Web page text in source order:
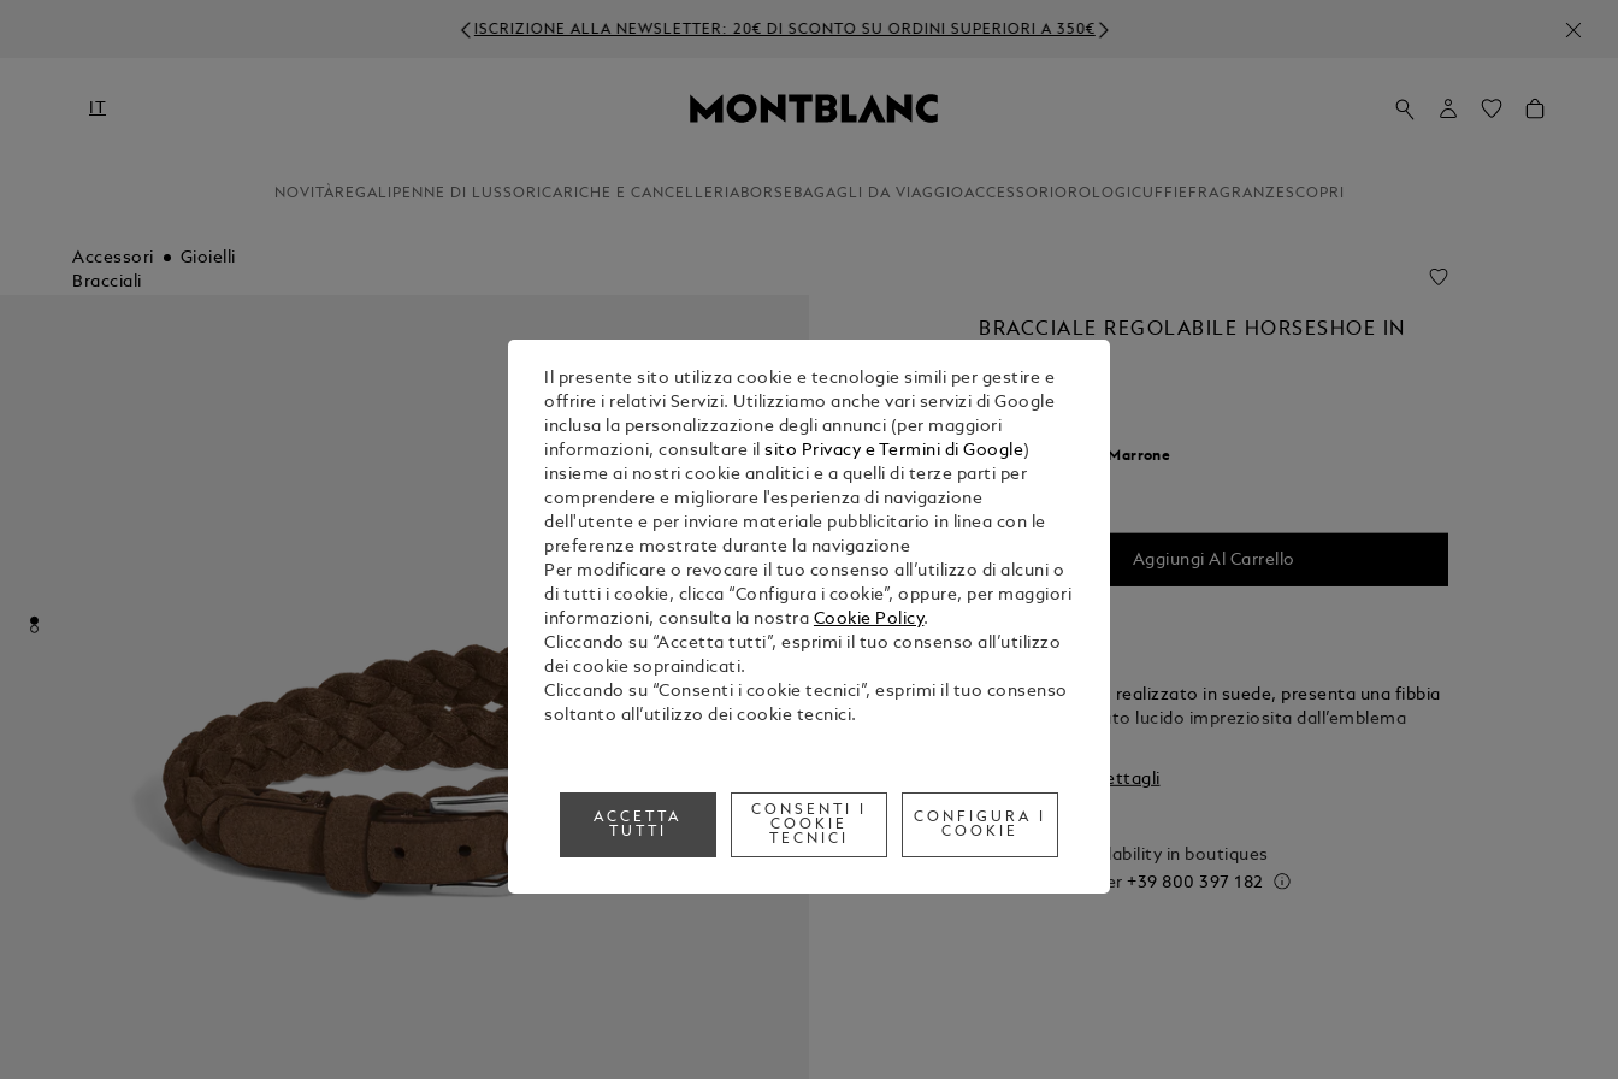
ISCRIZIONE ALLA NEWSLETTER: 20€ DI SCONTO SU ORDINI SUPERIORI A 350€
NOVITÀ REGALI PENNE DI LUSSO RICARICHE E CANCELLERIA BORSE BAGAGLI DA VIAGGIOACCESSORI OROLOGI CUFFIE FRAGRANZESCOPRI
Accessori
Gioielli
Bracciali
BRACCIALE REGOLABILE HORSESHOE IN
€ 260.00
Seleziona Marrone
Aggiungi Al Carrello
Questo gioiello, realizzato in suede, presenta una fibbia
in acciaio pregiato lucido impreziosita dall’emblema
Mostra tutti i dettagli
Check availability in boutiques
Call to order+39 800 397 182
Il presente sito utilizza cookie e tecnologie simili per gestire e
offrire i relativi Servizi. Utilizziamo anche vari servizi di Google
inclusa la personalizzazione degli annunci (per maggiori
informazioni, consultare ilsito Privacy e Termini di Google)
insieme ai nostri cookie analitici e a quelli di terze parti per
comprendere e migliorare l'esperienza di navigazione
dell'utente e per inviare materiale pubblicitario in linea con le
preferenze mostrate durante la navigazione
Per modificare o revocare il tuo consenso all’utilizzo di alcuni o
di tutti i cookie, clicca “Configura i cookie”, oppure, per maggiori
informazioni, consulta la nostra Cookie Policy.
Cliccando su “Accetta tutti”, esprimi il tuo consenso all’utilizzo
dei cookie sopraindicati.
Cliccando su “Consenti i cookie tecnici”, esprimi il tuo consenso
soltanto all’utilizzo dei cookie tecnici.
ACCETTA
TUTTI
CONSENTI I
COOKIE
TECNICI
CONFIGURA I
COOKIE